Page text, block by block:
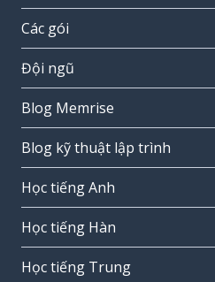
Các gói
Đội ngũ
Blog Memrise
Blog kỹ thuật lập trình
Học tiếng Anh
Học tiếng Hàn
Học tiếng Trung